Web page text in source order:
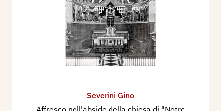
Severini Gino
Affresco nell'abside della chiesa di "Notre